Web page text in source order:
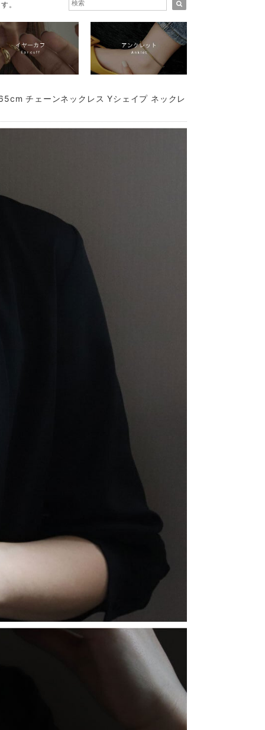
。
チェーンネックレス Yシェイプ ネックレ